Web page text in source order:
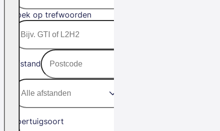
Zoek op trefwoorden
Afstand
Voertuigsoort